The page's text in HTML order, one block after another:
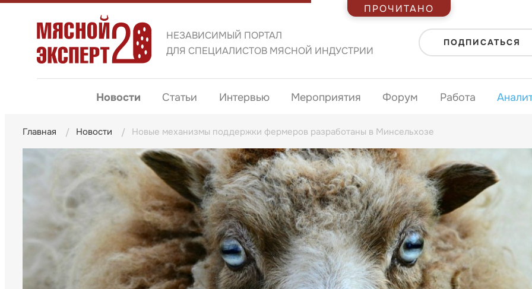
НЕЗАВИСИМЫЙ ПОРТАЛ
ДЛЯ СПЕЦИАЛИСТОВ МЯСНОЙ ИНДУСТРИИ
ПОДПИСАТЬСЯ
Новости Статьи Интервью Мероприятия Форум Работа
Главная Новости Новые механизмы поддержки фермеров разработаны в Минсельхозе
ПРОЧИТАНО